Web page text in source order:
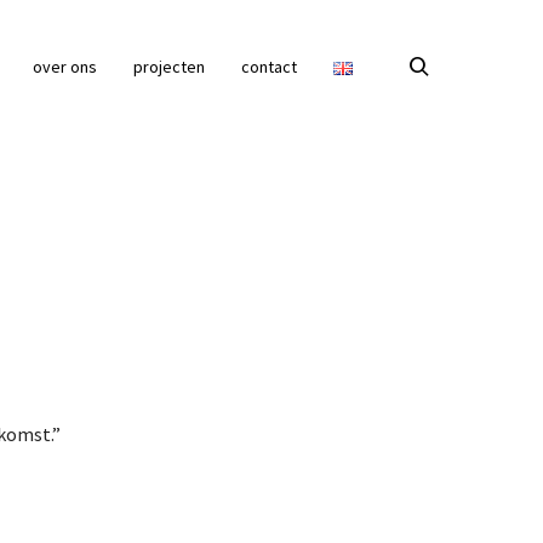
over ons projecten contact